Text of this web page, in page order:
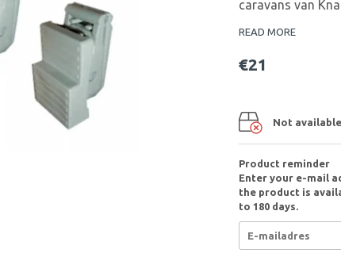
caravans van
READ MORE
€21
Not available
Product reminder
Enter your e-mail
the product is
to 180 days.